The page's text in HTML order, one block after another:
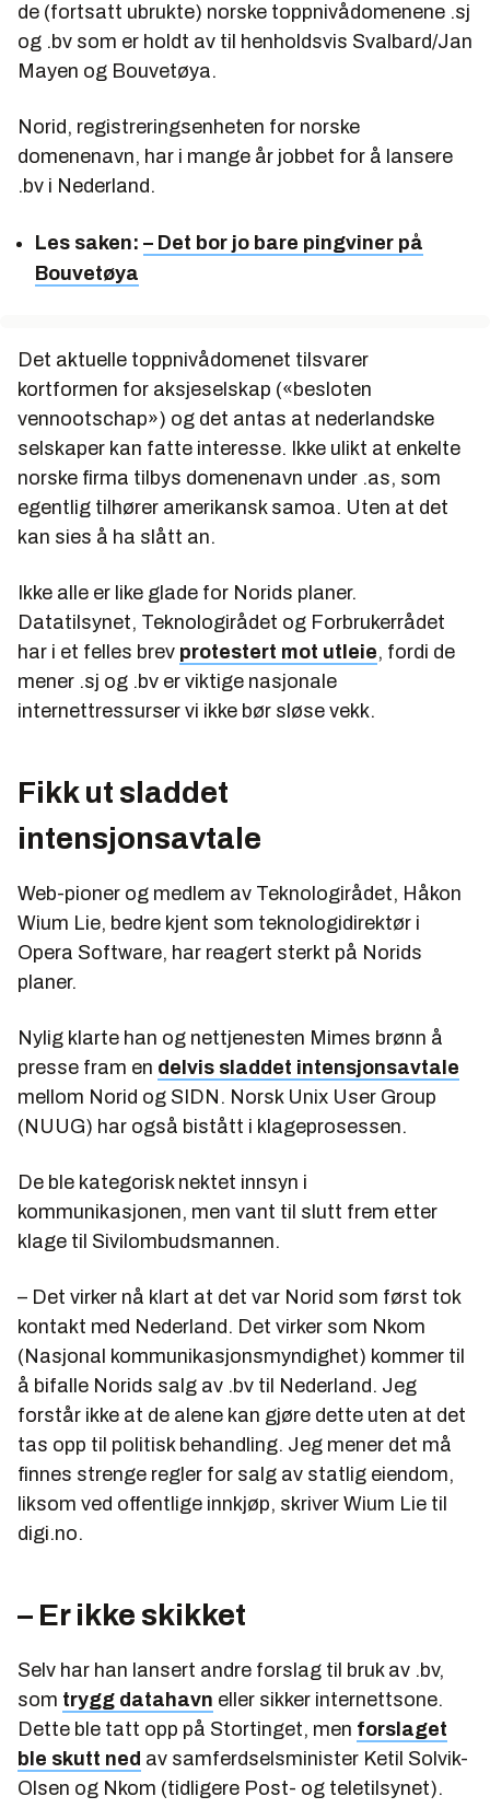
de (fortsatt ubrukte) norske toppnivådomenene .sj
og .bv som er holdt av til henholdsvis Svalbard/Jan
Mayen og Bouvetøya.
Norid, registreringsenheten for norske
domenenavn, har i mange år jobbet for å lansere
.bv i Nederland.
Les saken: – Det bor jo bare pingviner på
Bouvetøya
Det aktuelle toppnivådomenet tilsvarer
kortformen for aksjeselskap («besloten
vennootschap») og det antas at nederlandske
selskaper kan fatte interesse. Ikke ulikt at enkelte
norske firma tilbys domenenavn under .as, som
egentlig tilhører amerikansk samoa. Uten at det
kan sies å ha slått an.
Ikke alle er like glade for Norids planer.
Datatilsynet, Teknologirådet og Forbrukerrådet
har i et felles brev protestert mot utleie, fordi de
mener .sj og .bv er viktige nasjonale
internettressurser vi ikke bør sløse vekk.
Fikk ut sladdet
intensjonsavtale
Web-pioner og medlem av Teknologirådet, Håkon
Wium Lie, bedre kjent som teknologidirektør i
Opera Software, har reagert sterkt på Norids
planer.
Nylig klarte han og nettjenesten Mimes brønn å
presse fram en delvis sladdet intensjonsavtale
mellom Norid og SIDN. Norsk Unix User Group
(NUUG) har også bistått i klageprosessen.
De ble kategorisk nektet innsyn i
kommunikasjonen, men vant til slutt frem etter
klage til Sivilombudsmannen.
– Det virker nå klart at det var Norid som først tok
kontakt med Nederland. Det virker som Nkom
(Nasjonal kommunikasjonsmyndighet) kommer til
å bifalle Norids salg av .bv til Nederland. Jeg
forstår ikke at de alene kan gjøre dette uten at det
tas opp til politisk behandling. Jeg mener det må
finnes strenge regler for salg av statlig eiendom,
liksom ved offentlige innkjøp, skriver Wium Lie til
digi.no.
– Er ikke skikket
Selv har han lansert andre forslag til bruk av .bv,
som trygg datahavn eller sikker internettsone.
Dette ble tatt opp på Stortinget, men forslaget
ble skutt ned av samferdselsminister Ketil Solvik-
Olsen og Nkom (tidligere Post- og teletilsynet).